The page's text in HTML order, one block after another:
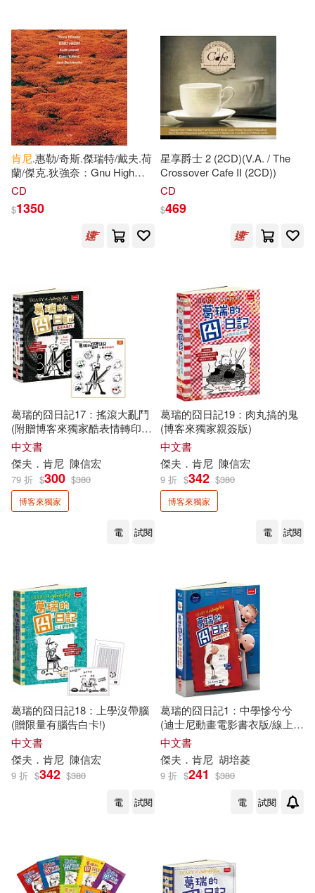
肯尼.惠勒/奇斯.傑瑞特/戴夫.荷
蘭/傑克.狄強奈：Gnu High
(LP)(Kenny Wheeler, Keith
DeJohnette: Gnu High (LP))
CD
$1350
星享爵士 2 (2CD)(V.A. / The
Crossover Cafe II (2CD))
CD
$469
葛瑞的囧日記17：搖滾大亂鬥
(附贈博客來獨家酷表情轉印貼
紙)
中文書
傑夫 ． 肯尼 陳信宏
79 折 $300 $380
博客來獨家
電 試閱
葛瑞的囧日記19：肉丸搞的鬼
(博客來獨家親簽版)
中文書
傑夫 ． 肯尼 陳信宏
9 折 $342 $380
博客來獨家
電 試閱
葛瑞的囧日記18：上學沒帶腦
(贈限量有腦告白卡!)
中文書
傑夫 ． 肯尼 陳信宏
9 折 $342 $380
電
試閱
葛瑞的囧日記1：中學慘兮兮
(迪士尼動畫電影書衣版/線上收
聽下載外師單字發音+造句應
用)
中文書
傑夫 ． 肯尼 胡培菱
9 折 $241 $380
電
試閱